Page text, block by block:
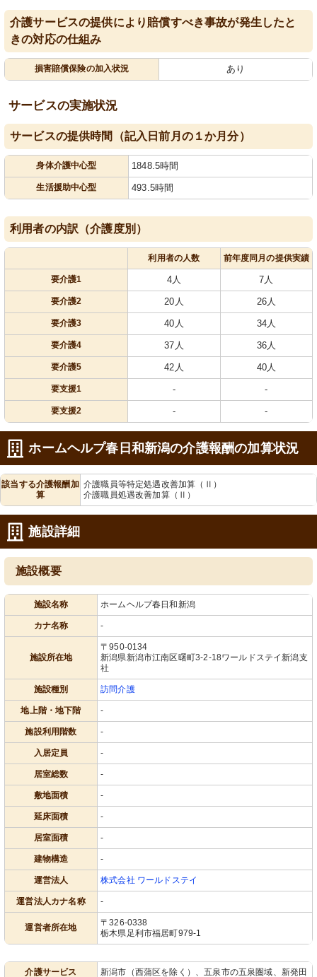
介護サービスの提供により賠償すべき事故が発生したと
きの対応の仕組み
損害賠償保険の加入状況 あり
サービスの実施状況
サービスの提供時間（記入日前月の１か月分）
身体介護中心型 1848.5時間
生活援助中心型 493.5時間
利用者の内訳（介護度別）
利用者の人数 前年度同月の提供実績
要介護1 4人 7人
要介護2 20人 26人
要介護3 40人 34人
要介護4 37人 36人
要介護5 42人 40人
要支援1 - -
要支援2 - -
ホームヘルプ春日和新潟の介護報酬の加算状況
該当する介護報酬加
算
介護職員等特定処遇改善加算（Ⅱ）
介護職員処遇改善加算（Ⅱ）
施設詳細
施設概要
施設名称 ホームヘルプ春日和新潟
カナ名称 -
施設所在地
〒950-0134
新潟県新潟市江南区曙町3-2-18ワールドステイ新潟支
社
施設種別 訪問介護
地上階・地下階 -
施設利用階数 -
入居定員 -
居室総数 -
敷地面積 -
延床面積 -
居室面積 -
建物構造 -
運営法人 株式会社 ワールドステイ
運営法人カナ名称 -
運営者所在地
〒326-0338
栃木県足利市福居町979-1
介護サービス 新潟市（西蒲区を除く）、五泉市の五泉圏域、新発田